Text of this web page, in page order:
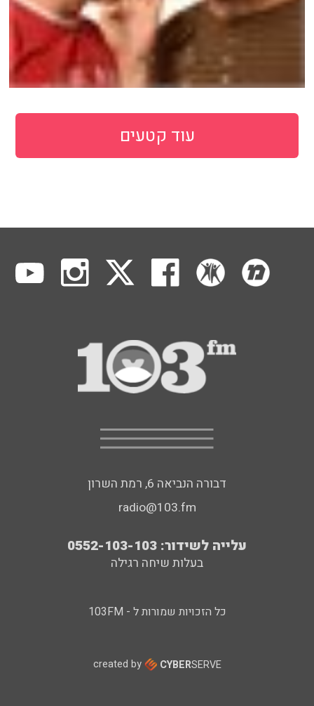
עוד קטעים
דבורה הנביאה 6, רמת השרון
radio@103.fm
עלייה לשידור: 0552-103-103
בעלות שיחה רגילה
כל הזכויות שמורות ל - 103FM
created by CYBERSERVE